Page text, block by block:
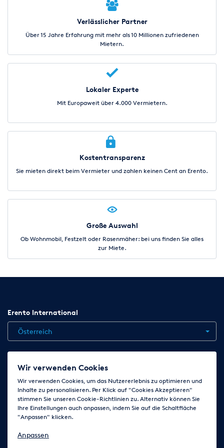
Verlässlicher Partner
Über 15 Jahre Erfahrung mit mehr als 10 Millionen zufriedenen
Mietern.
Lokaler Experte
Mit Europaweit über 4.000 Vermietern.
Kostentransparenz
Sie mieten direkt beim Vermieter und zahlen keinen Cent an Erento.
Große Auswahl
Ob Wohnmobil, Festzelt oder Rasenmäher: bei uns finden Sie alles
zur Miete.
Erento International
Österreich
Jobs Kontakt News
AGB
Impressum Cookie-Einstellungen ändern
Folge uns auf
Wir verwenden Cookies
Wir verwenden Cookies, um das Nutzererlebnis zu optimieren und
Inhalte zu personalisieren. Per Klick auf "Cookies Akzeptieren"
stimmen Sie unseren Cookie-Richtlinien zu. Alternativ können Sie
Ihre Einstellungen auch anpassen, indem Sie auf die Schaltfläche
"Anpassen" klicken.
Anpassen